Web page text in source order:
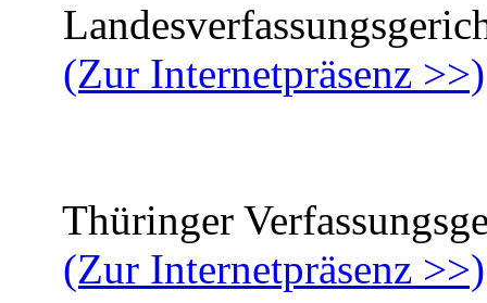
(Zur Internetpräsenz >>)
Thüringer
(Zur Internetpräsenz >>)